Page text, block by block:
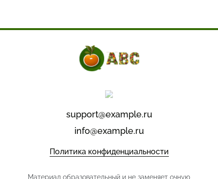
support@example.ru
info@example.ru
Политика конфиденциальности
Материал образовательный и не заменяет очную